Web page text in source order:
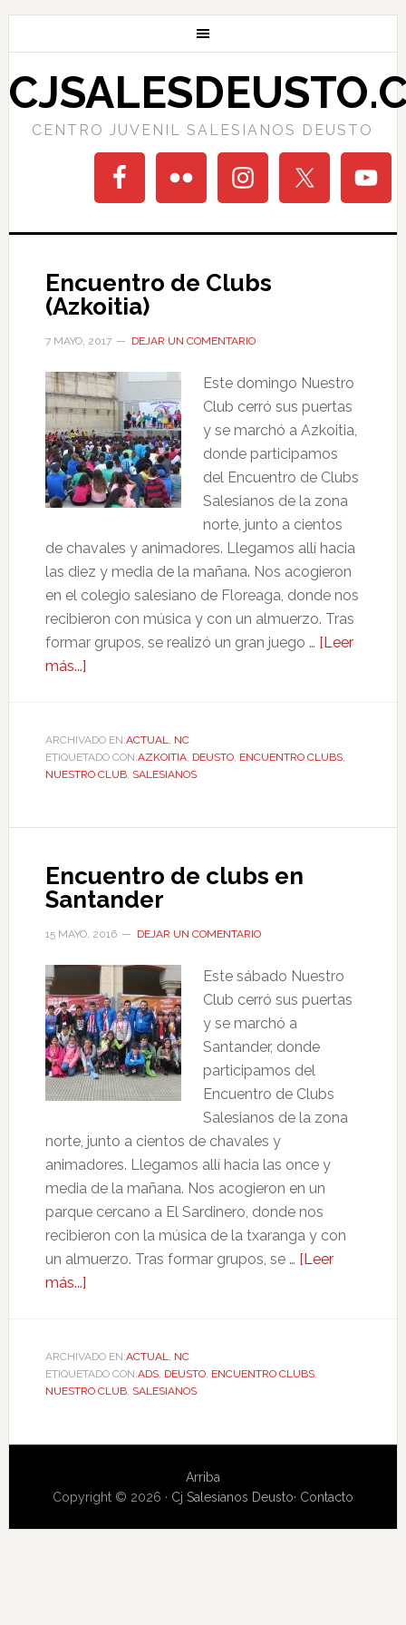
CENTRO JUVENIL SALESIANOS DEUSTO
Encuentro de Clubs
(Azkoitia)
7 MAYO, 2017 DEJAR UN COMENTARIO
Este domingo Nuestro
Club cerró sus puertas
y se marchó a Azkoitia,
donde participamos
del Encuentro de Clubs
Salesianos de la zona
norte, junto a cientos
de chavales y animadores. Llegamos allí hacia
las diez y media de la mañana. Nos acogieron
en el colegio salesiano de Floreaga, donde nos
recibieron con música y con un almuerzo. Tras
formar grupos, se realizó un gran juego … [Leer
más...]
ARCHIVADO EN:ACTUAL, NC
ETIQUETADO CON:AZKOITIA, DEUSTO, ENCUENTRO CLUBS,
NUESTRO CLUB, SALESIANOS
Encuentro de clubs en
Santander
15 MAYO, 2016 DEJAR UN COMENTARIO
Este sábado Nuestro
Club cerró sus puertas
y se marchó a
Santander, donde
participamos del
Encuentro de Clubs
Salesianos de la zona
norte, junto a cientos de chavales y
animadores. Llegamos allí hacia las once y
media de la mañana. Nos acogieron en un
parque cercano a El Sardinero, donde nos
recibieron con la música de la txaranga y con
un almuerzo. Tras formar grupos, se … [Leer
más...]
ARCHIVADO EN:ACTUAL, NC
ETIQUETADO CON:ADS, DEUSTO, ENCUENTRO CLUBS,
NUESTRO CLUB, SALESIANOS
Arriba
Copyright © 2026 · Cj Salesianos Deusto· Contacto